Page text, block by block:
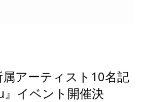
属アーティスト10名記
イベント開催決